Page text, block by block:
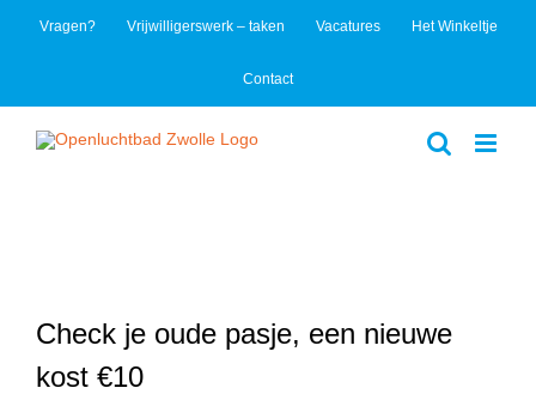
Vragen? Vrijwilligerswerk – taken Vacatures Het Winkeltje
Contact
Check je oude pasje, een nieuwe
kost €10